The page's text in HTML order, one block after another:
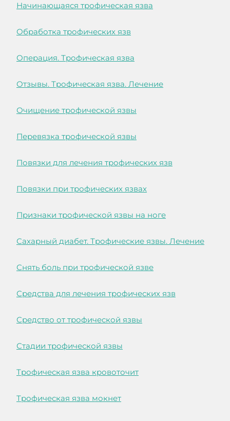
Начинающаяся трофическая язва
Обработка трофических язв
Операция. Трофическая язва
Отзывы. Трофическая язва. Лечение
Очищение трофической язвы
Перевязка трофической язвы
Повязки для лечения трофических язв
Повязки при трофических язвах
Признаки трофической язвы на ноге
Сахарный диабет. Трофические язвы. Лечение
Снять боль при трофической язве
Средства для лечения трофических язв
Средство от трофической язвы
Стадии трофической язвы
Трофическая язва кровоточит
Трофическая язва мокнет